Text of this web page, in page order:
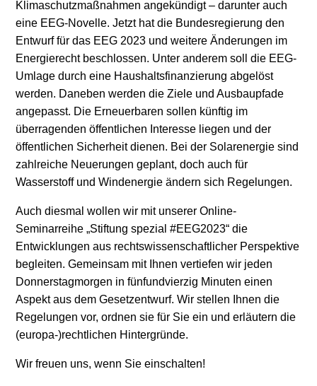
Klimaschutzmaßnahmen angekündigt – darunter auch
eine EEG-Novelle. Jetzt hat die Bundesregierung den
Entwurf für das EEG 2023 und weitere Änderungen im
Energierecht beschlossen. Unter anderem soll die EEG-
Umlage durch eine Haushaltsfinanzierung abgelöst
werden. Daneben werden die Ziele und Ausbaupfade
angepasst. Die Erneuerbaren sollen künftig im
überragenden öffentlichen Interesse liegen und der
öffentlichen Sicherheit dienen. Bei der Solarenergie sind
zahlreiche Neuerungen geplant, doch auch für
Wasserstoff und Windenergie ändern sich Regelungen.
Auch diesmal wollen wir mit unserer Online-
Seminarreihe „Stiftung spezial #EEG2023“ die
Entwicklungen aus rechtswissenschaftlicher Perspektive
begleiten. Gemeinsam mit Ihnen vertiefen wir jeden
Donnerstagmorgen in fünfundvierzig Minuten einen
Aspekt aus dem Gesetzentwurf. Wir stellen Ihnen die
Regelungen vor, ordnen sie für Sie ein und erläutern die
(europa-)rechtlichen Hintergründe.
Wir freuen uns, wenn Sie einschalten!